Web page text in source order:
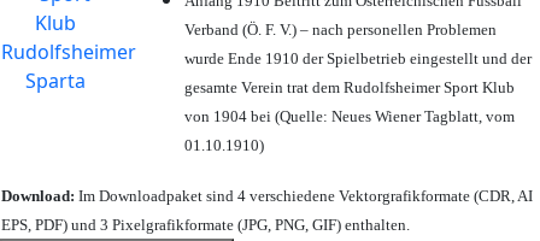
Verband (Ö. F. V.) – nach personellen Problemen
wurde Ende 1910 der Spielbetrieb eingestellt und der
gesamte Verein trat dem Rudolfsheimer Sport Klub
von 1904 bei (Quelle: Neues Wiener Tagblatt, vom
01.10.1910)
Download: Im Downloadpaket sind 4 verschiedene Vektorgrafikformate (CDR, AI
EPS, PDF) und 3 Pixelgrafikformate (JPG, PNG, GIF) enthalten.